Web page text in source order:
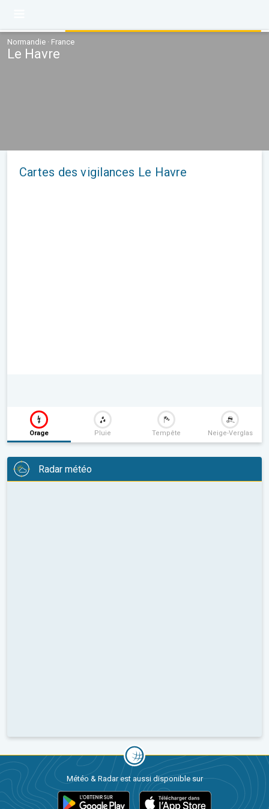
Normandie · France
Le Havre
Cartes des vigilances Le Havre
Orage Pluie Tempête Neige-Verglas
Radar météo
Météo & Radar est aussi disponible sur